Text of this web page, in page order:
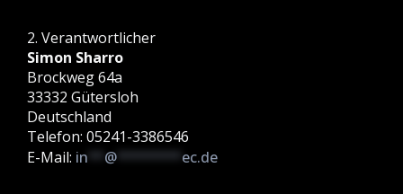
2. Verantwortlicher
Simon Sharro
Brockweg 64a
33332 Gütersloh
Deutschland
Telefon: 05241-3386546
E-Mail: in @ ec.de